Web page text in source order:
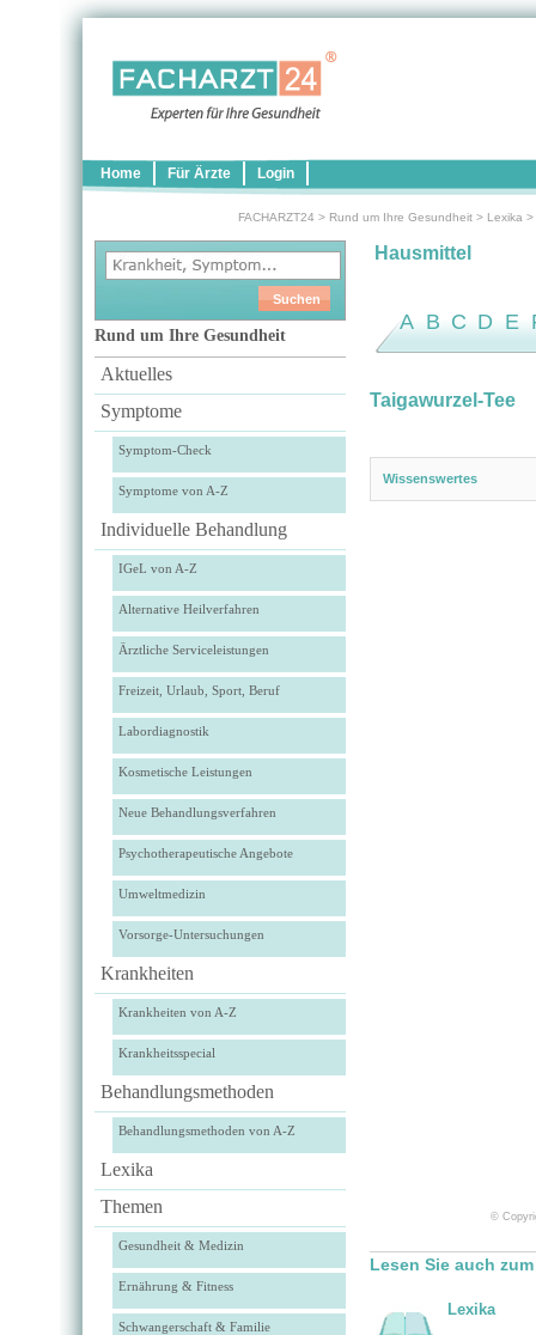
Home Für Ärzte Login
FACHARZT24 > Rund um Ihre Gesundheit > Lexika >
Rund um Ihre Gesundheit
Aktuelles
Symptome
Symptom-Check
Symptome von A-Z
Individuelle Behandlung
IGeL von A-Z
Alternative Heilverfahren
Ärztliche Serviceleistungen
Freizeit, Urlaub, Sport, Beruf
Labordiagnostik
Kosmetische Leistungen
Neue Behandlungsverfahren
Psychotherapeutische Angebote
Umweltmedizin
Vorsorge-Untersuchungen
Krankheiten
Krankheiten von A-Z
Krankheitsspecial
Behandlungsmethoden
Behandlungsmethoden von A-Z
Lexika
Themen
Gesundheit & Medizin
Ernährung & Fitness
Schwangerschaft & Familie
Hausmittel
A B C D E
Taigawurzel-Tee
Wissenswertes
©
Lesen Sie auch
Lexika